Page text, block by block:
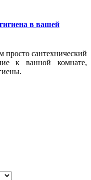
в вашей
просто сантехнический
к ванной комнате,